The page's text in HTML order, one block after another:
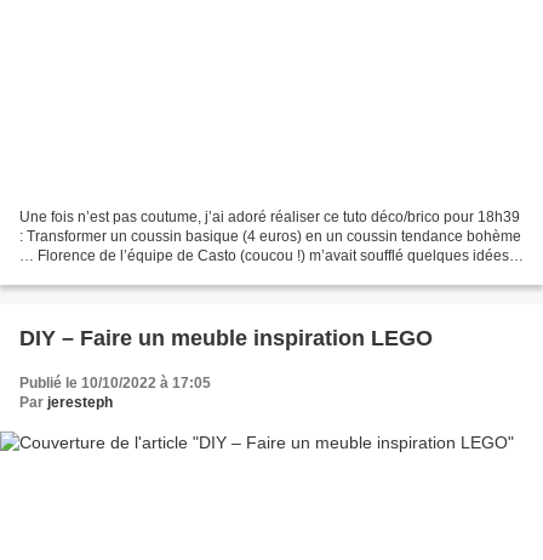
Une fois n’est pas coutume, j’ai adoré réaliser ce tuto déco/brico pour 18h39
: Transformer un coussin basique (4 euros) en un coussin tendance bohème
… Florence de l’équipe de Casto (coucou !) m’avait soufflé quelques idées
DIY – Faire un meuble inspiration LEGO
Publié le 10/10/2022 à 17:05
Par jeresteph